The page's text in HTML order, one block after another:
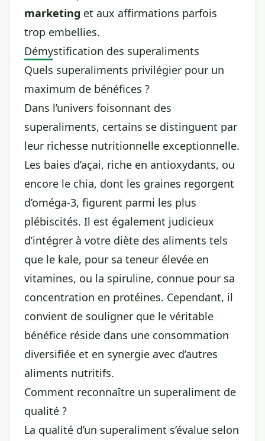
marketing et aux affirmations parfois
trop embellies.
Démystification des superaliments
Quels superaliments privilégier pour un
maximum de bénéfices ?
Dans l’univers foisonnant des
superaliments, certains se distinguent par
leur richesse nutritionnelle exceptionnelle.
Les baies d’açai, riche en antioxydants, ou
encore le chia, dont les graines regorgent
d’oméga-3, figurent parmi les plus
plébiscités. Il est également judicieux
d’intégrer à votre diète des aliments tels
que le kale, pour sa teneur élevée en
vitamines, ou la spiruline, connue pour sa
concentration en protéines. Cependant, il
convient de souligner que le véritable
bénéfice réside dans une consommation
diversifiée et en synergie avec d’autres
aliments nutritifs.
Comment reconnaître un superaliment de
qualité ?
La qualité d’un superaliment s’évalue selon